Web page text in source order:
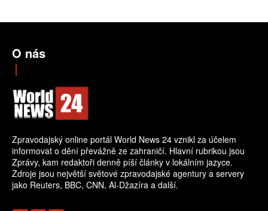
O nás
Zpravodajský online portál World News 24 vznikl za účelem
informovat o dění převážně ze zahraničí. Hlavní rubrikou jsou
Zprávy, kam redaktoři denně píší články v lokálním jazyce.
Zdroje jsou největší světové zpravodajské agentury a servery
jako Reuters, BBC, CNN, Al-Džazíra a další.